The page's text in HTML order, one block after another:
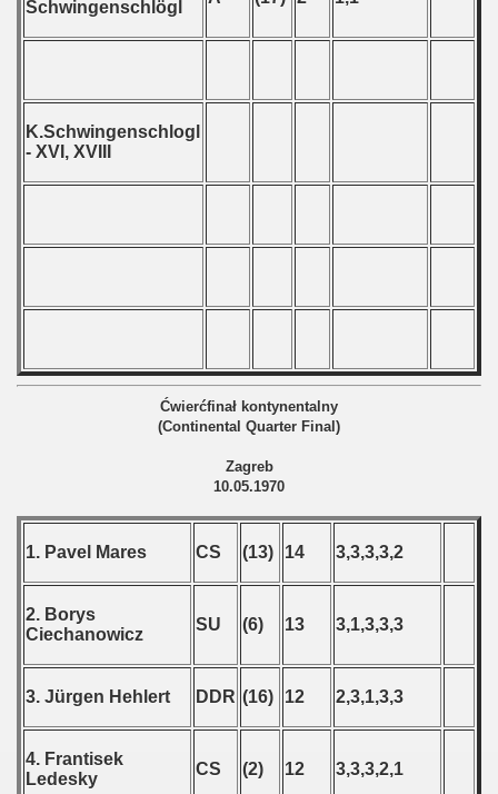
Schwingenschlögl
K.Schwingenschlogl
- XVI, XVIII
Ćwierćfinał kontynentalny
(Continental Quarter Final)
Zagreb
10.05.1970
1. Pavel Mares CS (13) 14 3,3,3,3,2
2. Borys
Ciechanowicz
SU (6) 13 3,1,3,3,3
3. Jürgen Hehlert DDR (16) 12 2,3,1,3,3
4. Frantisek
Ledesky
CS (2) 12 3,3,3,2,1